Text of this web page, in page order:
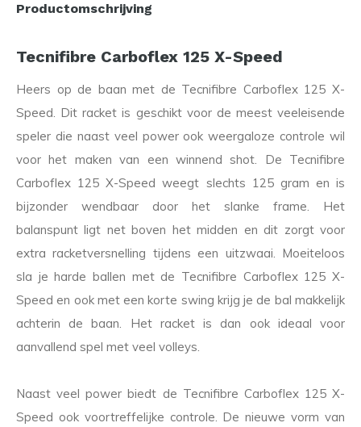
Productomschrijving
Tecnifibre Carboflex 125 X-Speed
Heers op de baan met de Tecnifibre Carboflex 125 X-
Speed. Dit racket is geschikt voor de meest veeleisende
speler die naast veel power ook weergaloze controle wil
voor het maken van een winnend shot. De Tecnifibre
Carboflex 125 X-Speed weegt slechts 125 gram en is
bijzonder wendbaar door het slanke frame. Het
balanspunt ligt net boven het midden en dit zorgt voor
extra racketversnelling tijdens een uitzwaai. Moeiteloos
sla je harde ballen met de Tecnifibre Carboflex 125 X-
Speed en ook met een korte swing krijg je de bal makkelijk
achterin de baan. Het racket is dan ook ideaal voor
aanvallend spel met veel volleys.
Naast veel power biedt de Tecnifibre Carboflex 125 X-
Speed ook voortreffelijke controle. De nieuwe vorm van